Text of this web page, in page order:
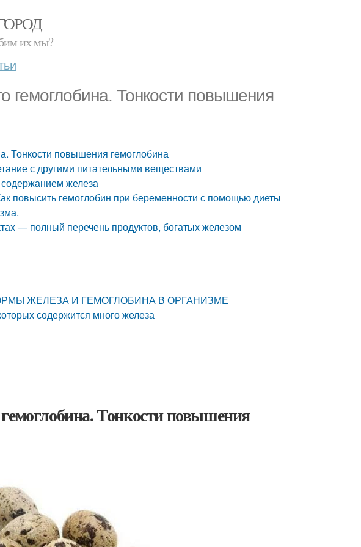
их мы?
гемоглобина. Тонкости повышения
Тонкости повышения гемоглобина
с другими питательными веществами
железа
повысить гемоглобин при беременности с помощью диеты
— полный перечень продуктов, богатых железом
НОРМЫ ЖЕЛЕЗА И ГЕМОГЛОБИНА В ОРГАНИЗМЕ
содержится много железа
Тонкости повышения